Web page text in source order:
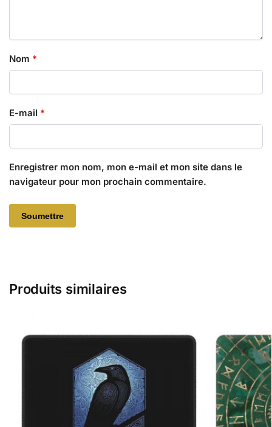
Nom *
E-mail *
Enregistrer mon nom, mon e-mail et mon site dans le
navigateur pour mon prochain commentaire.
Produits similaires